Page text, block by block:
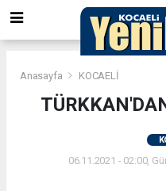
Anasayfa KOCAELİ
06.11.2021 - 02:00,